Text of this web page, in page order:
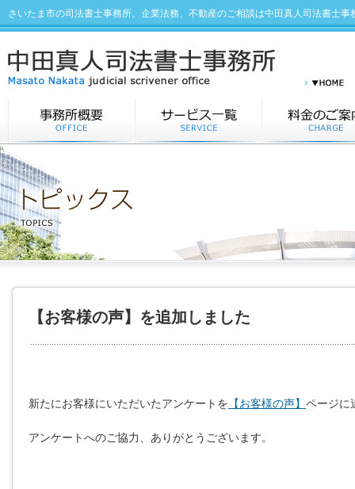
さいたま市の司法書士事務所。企業法務、不動産のご相談は中田真人司法書士事
【お客様の声】を追加しました
新たにお客様にいただいたアンケートを 【お客様の声】 ページに
アンケートへのご協力、ありがとうございます。